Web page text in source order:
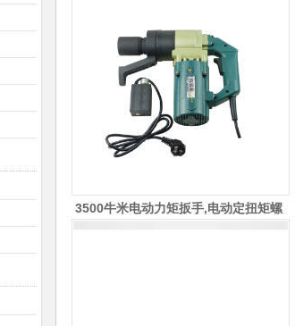
3500牛米电动力矩扳手,电动定扭矩螺